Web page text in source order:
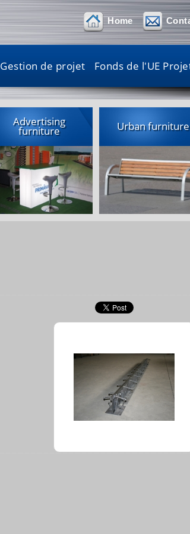
Home
Gestion de projet Fonds de l'UE
Advertising
furniture Urban furniture